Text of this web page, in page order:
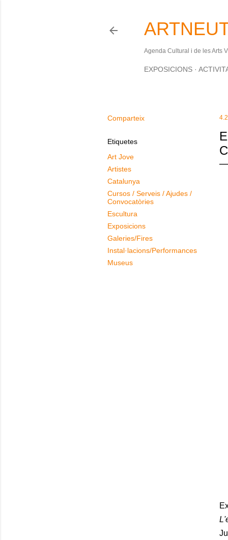
Agenda Cultural i de les Arts
EXPOSICIONS
Comparteix
Etiquetes
Art Jove
Artistes
Catalunya
Cursos / Serveis / Ajudes /
Convocatòries
Escultura
Exposicions
Galeries/Fires
Instal·lacions/Performances
Museus